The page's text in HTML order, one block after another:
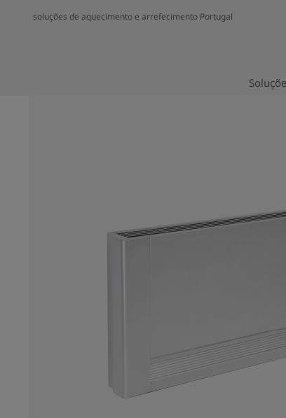
soluções de aquecimento e arrefecimento Portugal